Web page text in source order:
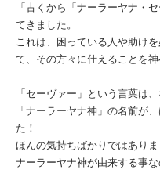
「古くから「ナーラーヤナ・
てきました。
これは、困っている人や助け
て、その方々に仕えることを
「セーヴァー」という言葉は
「ナーラーヤナ神」の名前が
た！
ほんの気持ちばかりではあり
ナーラーヤナ神が由来する事な